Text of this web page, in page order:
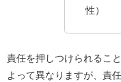
性）
責任を押しつけられるこ
よって異なりますが、責